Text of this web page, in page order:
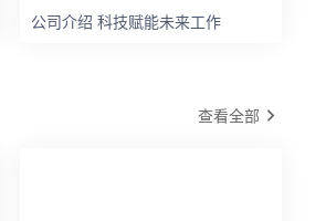
公司介绍 科技赋能未来工作
查看全部